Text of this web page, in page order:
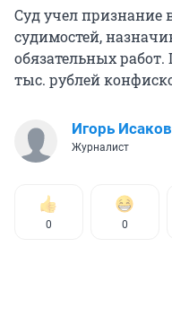
Суд учел признание
судимостей,
обязательных
тыс. рублей
Игорь Исаков
Журналист
0 0